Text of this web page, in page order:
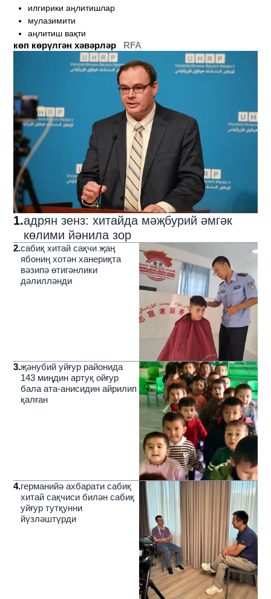
илгирики аңлитишлар
мулазимити
аңлитиш вақти
көп көрүлгән хәвәрләр RFA
1.адрян зенз: хитайда мәҗбурий әмгәк
көлими йәнила зор
2.сабиқ хитай сақчи җаң
ябониң хотән ханериқта
вәзипә өтигәнлики
дәлилләнди
3.җәнубий уйғур районида
143 миңдин артуқ ойғур
бала ата-анисидин айрилип
қалған
4.германийә ахбарати сабиқ
хитай сақчиси билән сабиқ
уйғур тутқунни
йүзләштүрди